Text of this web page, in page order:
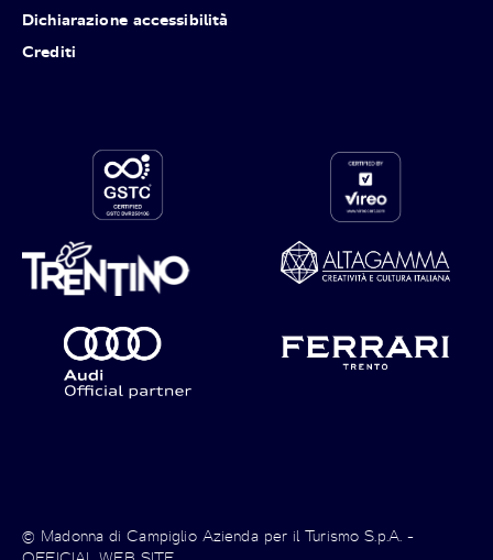
Dichiarazione accessibilità
Crediti
© Madonna di Campiglio Azienda per il Turismo S.p.A. -